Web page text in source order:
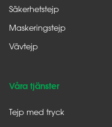
Säkerhetstejp
Maskeringstejp
Vävtejp
Våra tjänster
Tejp med tryck